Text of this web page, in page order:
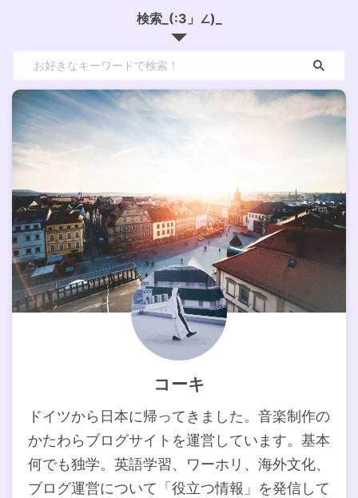
検索_(:3」∠)_
コーキ
ドイツから日本に帰ってきました。音楽制作の
かたわらブログサイトを運営しています。基本
何でも独学。英語学習、ワーホリ、海外文化、
ブログ運営について「役立つ情報」を発信して